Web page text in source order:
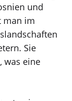
und
man im
Sie
was eine